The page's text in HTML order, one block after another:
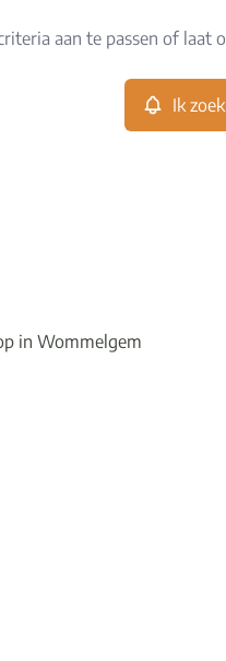
aan te passen of laat
Ik zoek
in Wommelgem